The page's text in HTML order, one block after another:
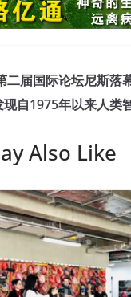
二届国际论坛尼斯落
现自1975年以来人类
Also Like